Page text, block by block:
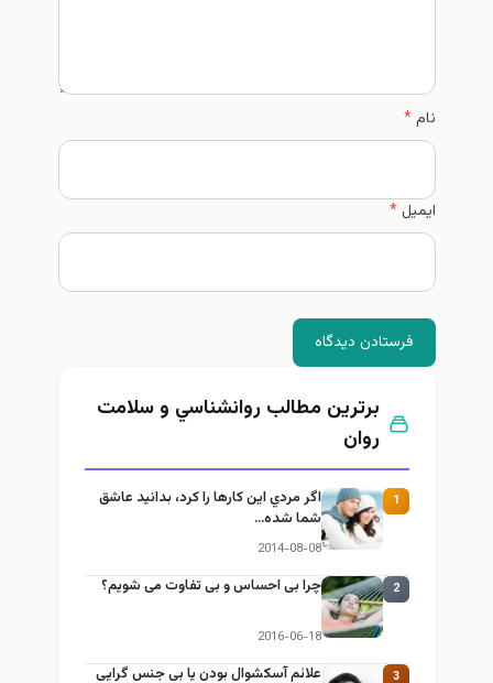
دیدگاه
برترین مطالب روانشناسي و سلامت
اگر مردي اين كارها را كرد، بدانيد عاشق
شما شده…
2014-08-08
چرا بی احساس و بی تفاوت می شویم؟
2016-06-18
علائم آسکشوال بودن یا بی جنس گرایی